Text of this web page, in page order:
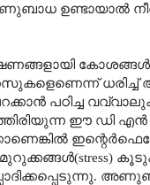
ഉണ്ടായാൽ
ധരിച്ച്
പഠിച്ച
ഈ ഡി
(stress)